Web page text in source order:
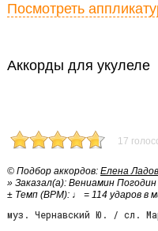
Аккорды для укулеле
17
© Подбор аккордов: Елена
» Заказал(а): Вениамин Погодин
± Темп (BPM): ♩ = 114 ударов в
муз. Чернавский Ю. / сл.
Посмотреть